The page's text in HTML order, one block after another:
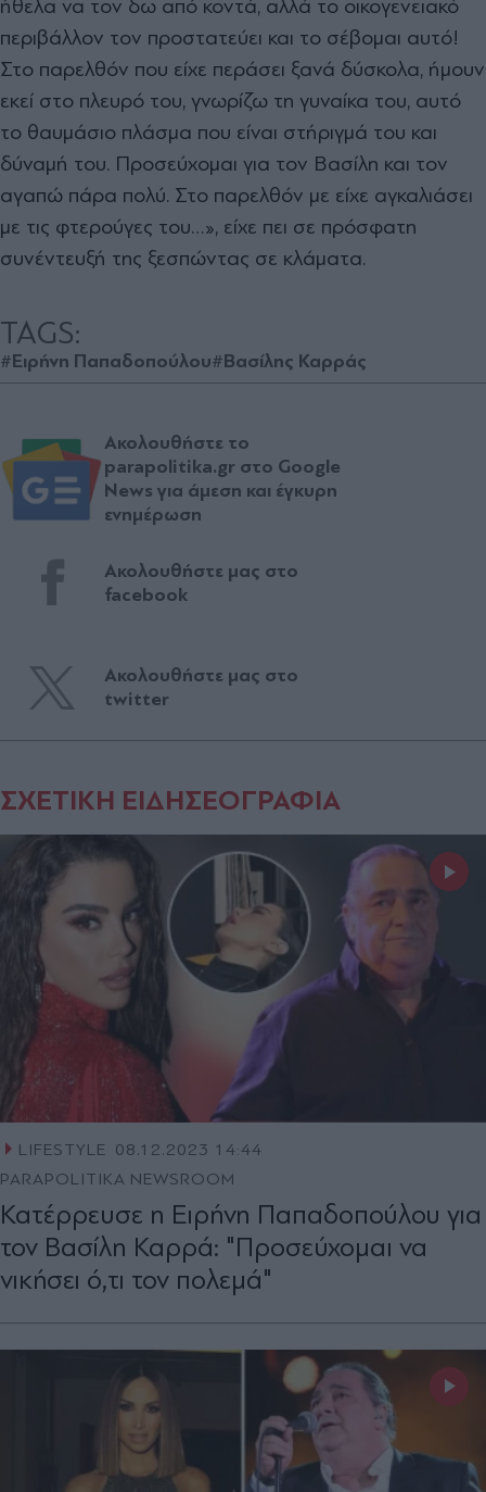
ήθελα να τον δω από κοντά, αλλά το οικογενειακό
περιβάλλον τον προστατεύει και το σέβομαι αυτό!
Στο παρελθόν που είχε περάσει ξανά δύσκολα, ήμουν
εκεί στο πλευρό του, γνωρίζω τη γυναίκα του, αυτό
το θαυμάσιο πλάσμα που είναι στήριγμά του και
δύναμή του. Προσεύχομαι για τον Βασίλη και τον
αγαπώ πάρα πολύ. Στο παρελθόν με είχε αγκαλιάσει
με τις φτερούγες του…», είχε πει σε πρόσφατη
συνέντευξή της ξεσπώντας σε κλάματα.
TAGS:
#Ειρήνη Παπαδοπούλου#Βασίλης Καρράς
Ακολουθήστε το
parapolitika.gr στο Google
News για άμεση και έγκυρη
ενημέρωση
Ακολουθήστε μας στο
facebook
Ακολουθήστε μας στο
twitter
ΣΧΕΤΙΚΗ ΕΙΔΗΣΕΟΓΡΑΦΙΑ
LIFESTYLE 08.12.2023 14:44
PARAPOLITIKA NEWSROOM
Κατέρρευσε η Ειρήνη Παπαδοπούλου για
τον Βασίλη Καρρά: "Προσεύχομαι να
νικήσει ό,τι τον πολεμά"